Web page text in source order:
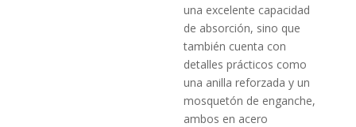
una excelente capacidad
de absorción, sino que
también cuenta con
detalles prácticos como
una anilla reforzada y un
mosquetón de enganche,
ambos en acero